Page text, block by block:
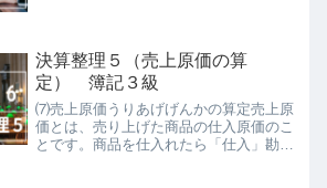
（ツケ）と...
決算整理５（売上原価の算
定） 簿記３級
⑺売上原価うりあげげんかの算定売上原
価とは、売り上げた商品の仕入原価のこ
とです。商品を仕入れたら「仕入」勘定